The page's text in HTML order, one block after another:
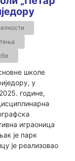
школе
у
године,
играоница
је парк
је реализовао